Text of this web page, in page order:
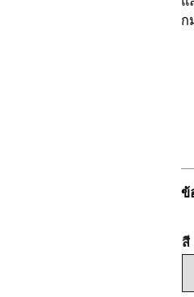
ก
ข้
สี